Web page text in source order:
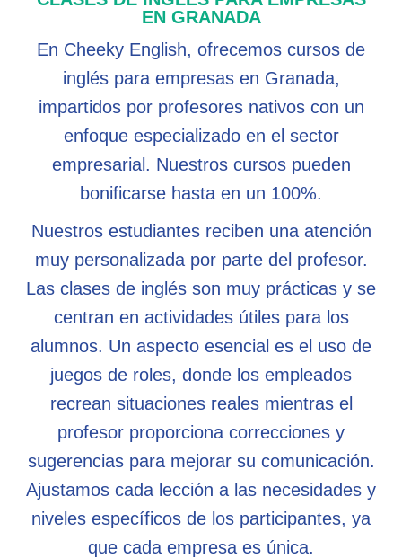
EN GRANADA
En Cheeky English, ofrecemos cursos de
inglés para empresas en Granada,
impartidos por profesores nativos con un
enfoque especializado en el sector
empresarial. Nuestros cursos pueden
bonificarse hasta en un 100%.
Nuestros estudiantes reciben una atención
muy personalizada por parte del profesor.
Las clases de inglés son muy prácticas y se
centran en actividades útiles para los
alumnos. Un aspecto esencial es el uso de
juegos de roles, donde los empleados
recrean situaciones reales mientras el
profesor proporciona correcciones y
sugerencias para mejorar su comunicación.
Ajustamos cada lección a las necesidades y
niveles específicos de los participantes, ya
que cada empresa es única.